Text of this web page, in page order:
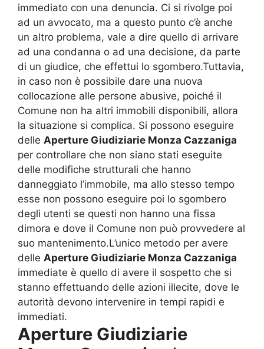
immediato con una denuncia. Ci si rivolge poi
ad un avvocato, ma a questo punto c’è anche
un altro problema, vale a dire quello di arrivare
ad una condanna o ad una decisione, da parte
di un giudice, che effettui lo sgombero.Tuttavia,
in caso non è possibile dare una nuova
collocazione alle persone abusive, poiché il
Comune non ha altri immobili disponibili, allora
la situazione si complica. Si possono eseguire
delle Aperture Giudiziarie Monza Cazzaniga
per controllare che non siano stati eseguite
delle modifiche strutturali che hanno
danneggiato l’immobile, ma allo stesso tempo
esse non possono eseguire poi lo sgombero
degli utenti se questi non hanno una fissa
dimora e dove il Comune non può provvedere al
suo mantenimento.L’unico metodo per avere
delle Aperture Giudiziarie Monza Cazzaniga
immediate è quello di avere il sospetto che si
stanno effettuando delle azioni illecite, dove le
autorità devono intervenire in tempi rapidi e
immediati.
Aperture Giudiziarie